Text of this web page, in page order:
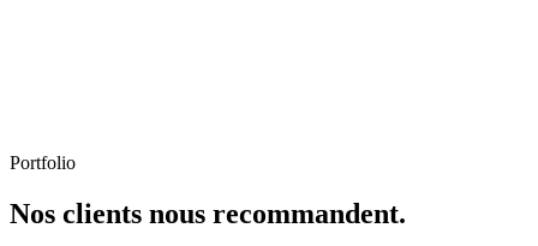
Portfolio
Nos clients nous recommandent.